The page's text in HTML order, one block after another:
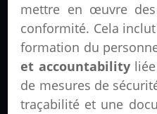
mettre en œuvre
conformité. Cela
formation du
et accountabilityliée
de mesures de
traçabilité et une